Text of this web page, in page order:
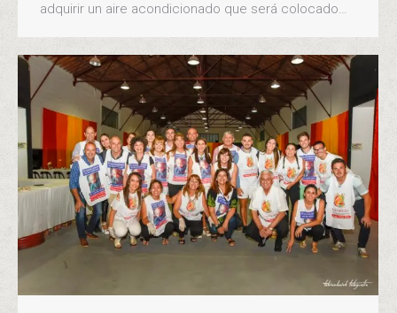
adquirir un aire acondicionado que será colocado…